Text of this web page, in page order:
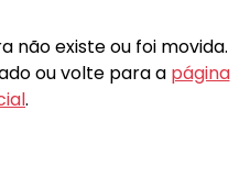
não existe ou foi movida.
ou volte para a página
.